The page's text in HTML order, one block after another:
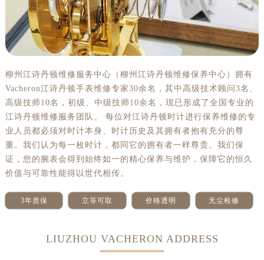
柳州江诗丹顿维修服务中心（柳州江诗丹顿维修保养中心）拥有
Vacheron江诗丹顿手表维修专家30余名，其中高级技术顾问3名、
高级技师10名，初级、中级技师10余名，现已形成了全国专业的
江诗丹顿维修服务团队。 每位对江诗丹顿时计进行保养维修的专
业人员都必须对时计本身、时计历史及其拥有者抱有充分的尊
重。我们认为每一枚时计，都同它的拥有者一样尊贵。我们保
证，您的腕表会得到始终如一的精心保养与维护，保障它的恒久
价值与可靠性能得以世代相传。
3年质保 立等可取 价格透明 无尘检修
LIUZHOU VACHERON ADDRESS